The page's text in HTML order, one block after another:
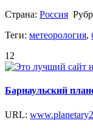
Страна: Россия
Теги: метеорология,
12
Барнаульский
URL: